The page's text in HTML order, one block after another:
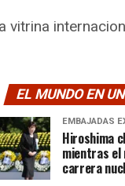
vitrina
EL MUNDO EN
EMBAJADAS
Hiroshima
mientras el
carrera